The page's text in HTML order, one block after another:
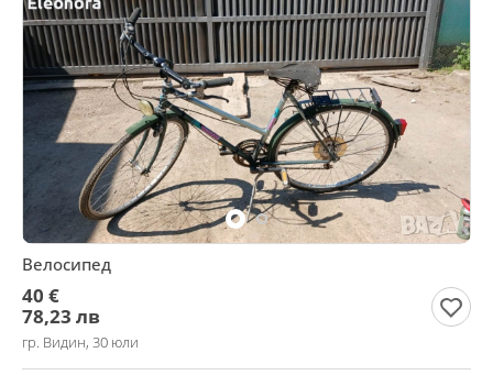
Велосипед
40 €
78,23 лв
гр. Видин, 30 юли